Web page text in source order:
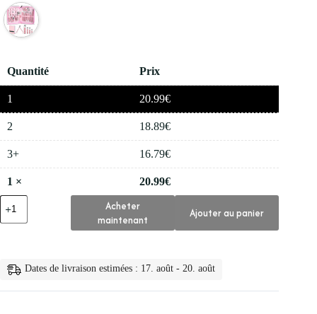
Quantité Prix
1 20.99€
2 18.89€
3+ 16.79€
1 × 20.99€
quantité
de
💅
Professionnel
Acheter
maintenant
Ajouter au panier
Dates de livraison estimées : 17. août - 20. août